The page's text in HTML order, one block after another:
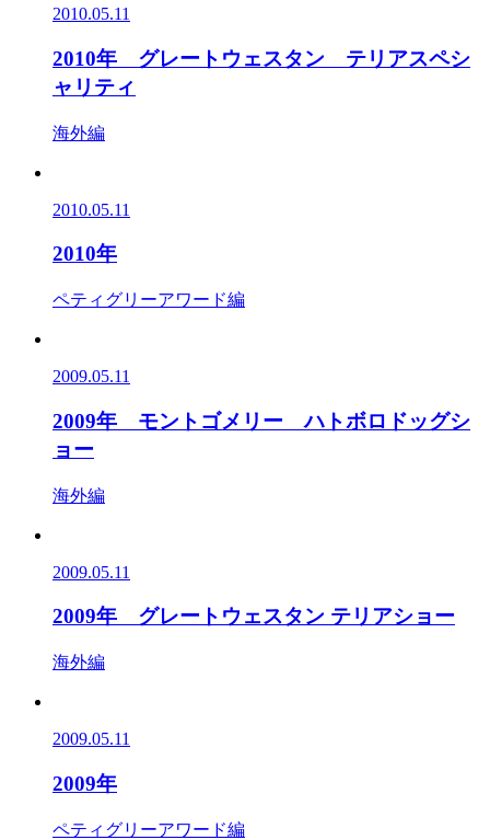
2010.05.11
2010年 グレートウェスタン テリアスペシ
ャリティ
海外編
2010.05.11
2010年
ペティグリーアワード編
2009.05.11
2009年 モントゴメリー ハトボロドッグシ
ョー
海外編
2009.05.11
2009年 グレートウェスタン テリアショー
海外編
2009.05.11
2009年
ペティグリーアワード編